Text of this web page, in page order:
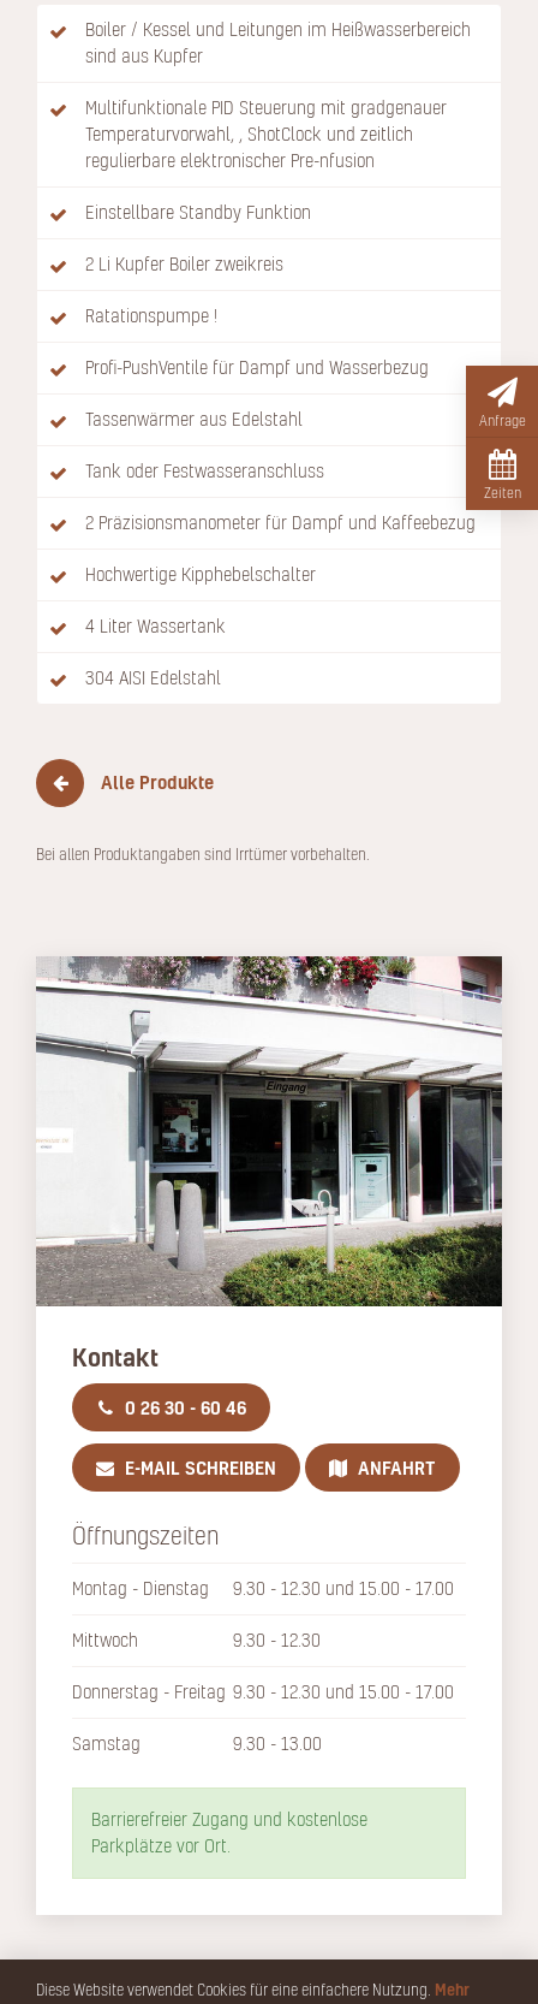
Boiler / Kessel und Leitungen im Heißwasserbereich
sind aus Kupfer
Multifunktionale PID Steuerung mit gradgenauer
Temperaturvorwahl, , ShotClock und zeitlich
regulierbare elektronischer Pre-nfusion
Einstellbare Standby Funktion
2 Li Kupfer Boiler zweikreis
Ratationspumpe !
Profi-PushVentile für Dampf und Wasserbezug
Tassenwärmer aus Edelstahl
Tank oder Festwasseranschluss
2 Präzisionsmanometer für Dampf und Kaffeebezug
Hochwertige Kipphebelschalter
4 Liter Wassertank
304 AISI Edelstahl
Alle Produkte
Bei allen Produktangaben sind Irrtümer vorbehalten.
Kontakt
0 26 30 - 60 46
E-MAIL SCHREIBEN ANFAHRT
Öffnungszeiten
Montag - Dienstag 9.30 - 12.30 und 15.00 - 17.00
Mittwoch 9.30 - 12.30
Donnerstag - Freitag 9.30 - 12.30 und 15.00 - 17.00
Samstag 9.30 - 13.00
Barrierefreier Zugang und kostenlose
Parkplätze vor Ort.
Anfrage
Zeiten
Diese Website verwendet Cookies für eine einfachere Nutzung. Mehr